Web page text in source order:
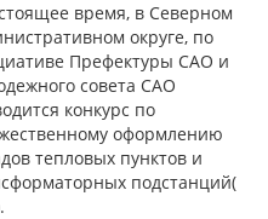
время, в Северном
округе, по
Префектуры САО и
совета САО
конкурс по
оформлению
тепловых пунктов и
подстанций(